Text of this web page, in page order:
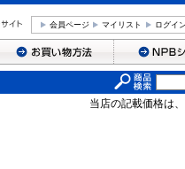
会員ページ マイリスト ログイン
当店の記載価格は